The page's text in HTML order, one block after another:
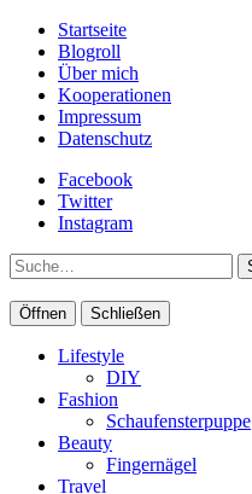
Startseite
Blogroll
Über mich
Kooperationen
Impressum
Datenschutz
Facebook
Twitter
Instagram
Suche
Öffnen Schließen
Lifestyle
DIY
Fashion
Schaufensterpuppe
Beauty
Fingernägel
Travel